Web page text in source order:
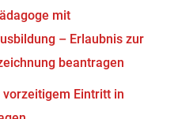
mit
– Erlaubnis zur
beantragen
Eintritt in